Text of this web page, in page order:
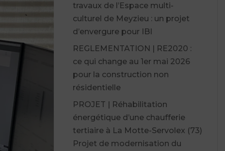
travaux de l’Espace multi-
culturel de Meyzieu : un projet
d’envergure pour IBI
REGLEMENTATION | RE2020 :
ce qui change au 1er mai 2026
pour la construction non
résidentielle
PROJET | Réhabilitation
énergétique d’une chaufferie
tertiaire à La Motte-Servolex (73)
Projet de modernisation du